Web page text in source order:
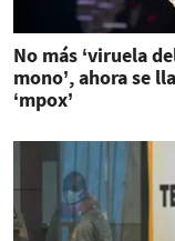
No más ‘viruela
mono’, ahora se
‘mpox’